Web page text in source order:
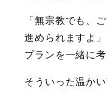
「無宗教でも、
進められますよ
プランを一緒に考
そういった温か